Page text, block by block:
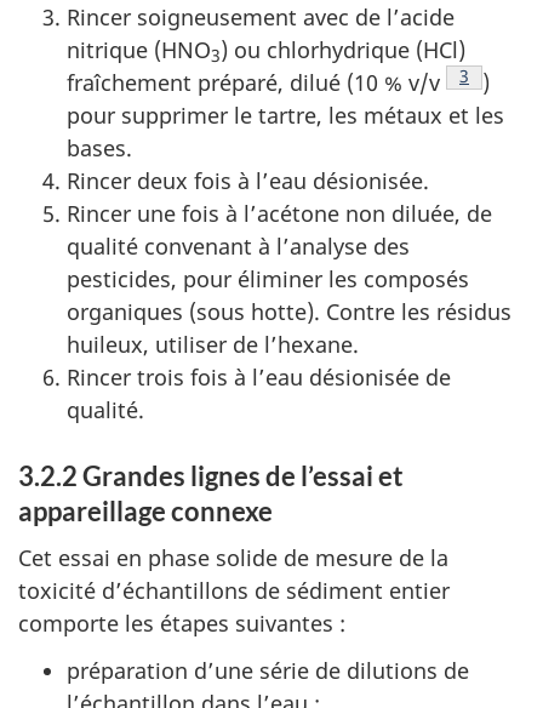
Rincer soigneusement avec de l’acide
nitrique (HNO3) ou chlorhydrique (HCl)
fraîchement préparé, dilué (10 % v/v
Note de
3
)
pour supprimer le tartre, les métaux et les
bases.
Rincer deux fois à l’eau désionisée.
Rincer une fois à l’acétone non diluée, de
qualité convenant à l’analyse des
pesticides, pour éliminer les composés
organiques (sous hotte). Contre les résidus
huileux, utiliser de l’hexane.
Rincer trois fois à l’eau désionisée de
qualité.
3.2.2 Grandes lignes de l’essai et
appareillage connexe
Cet essai en phase solide de mesure de la
toxicité d’échantillons de sédiment entier
comporte les étapes suivantes :
préparation d’une série de dilutions de